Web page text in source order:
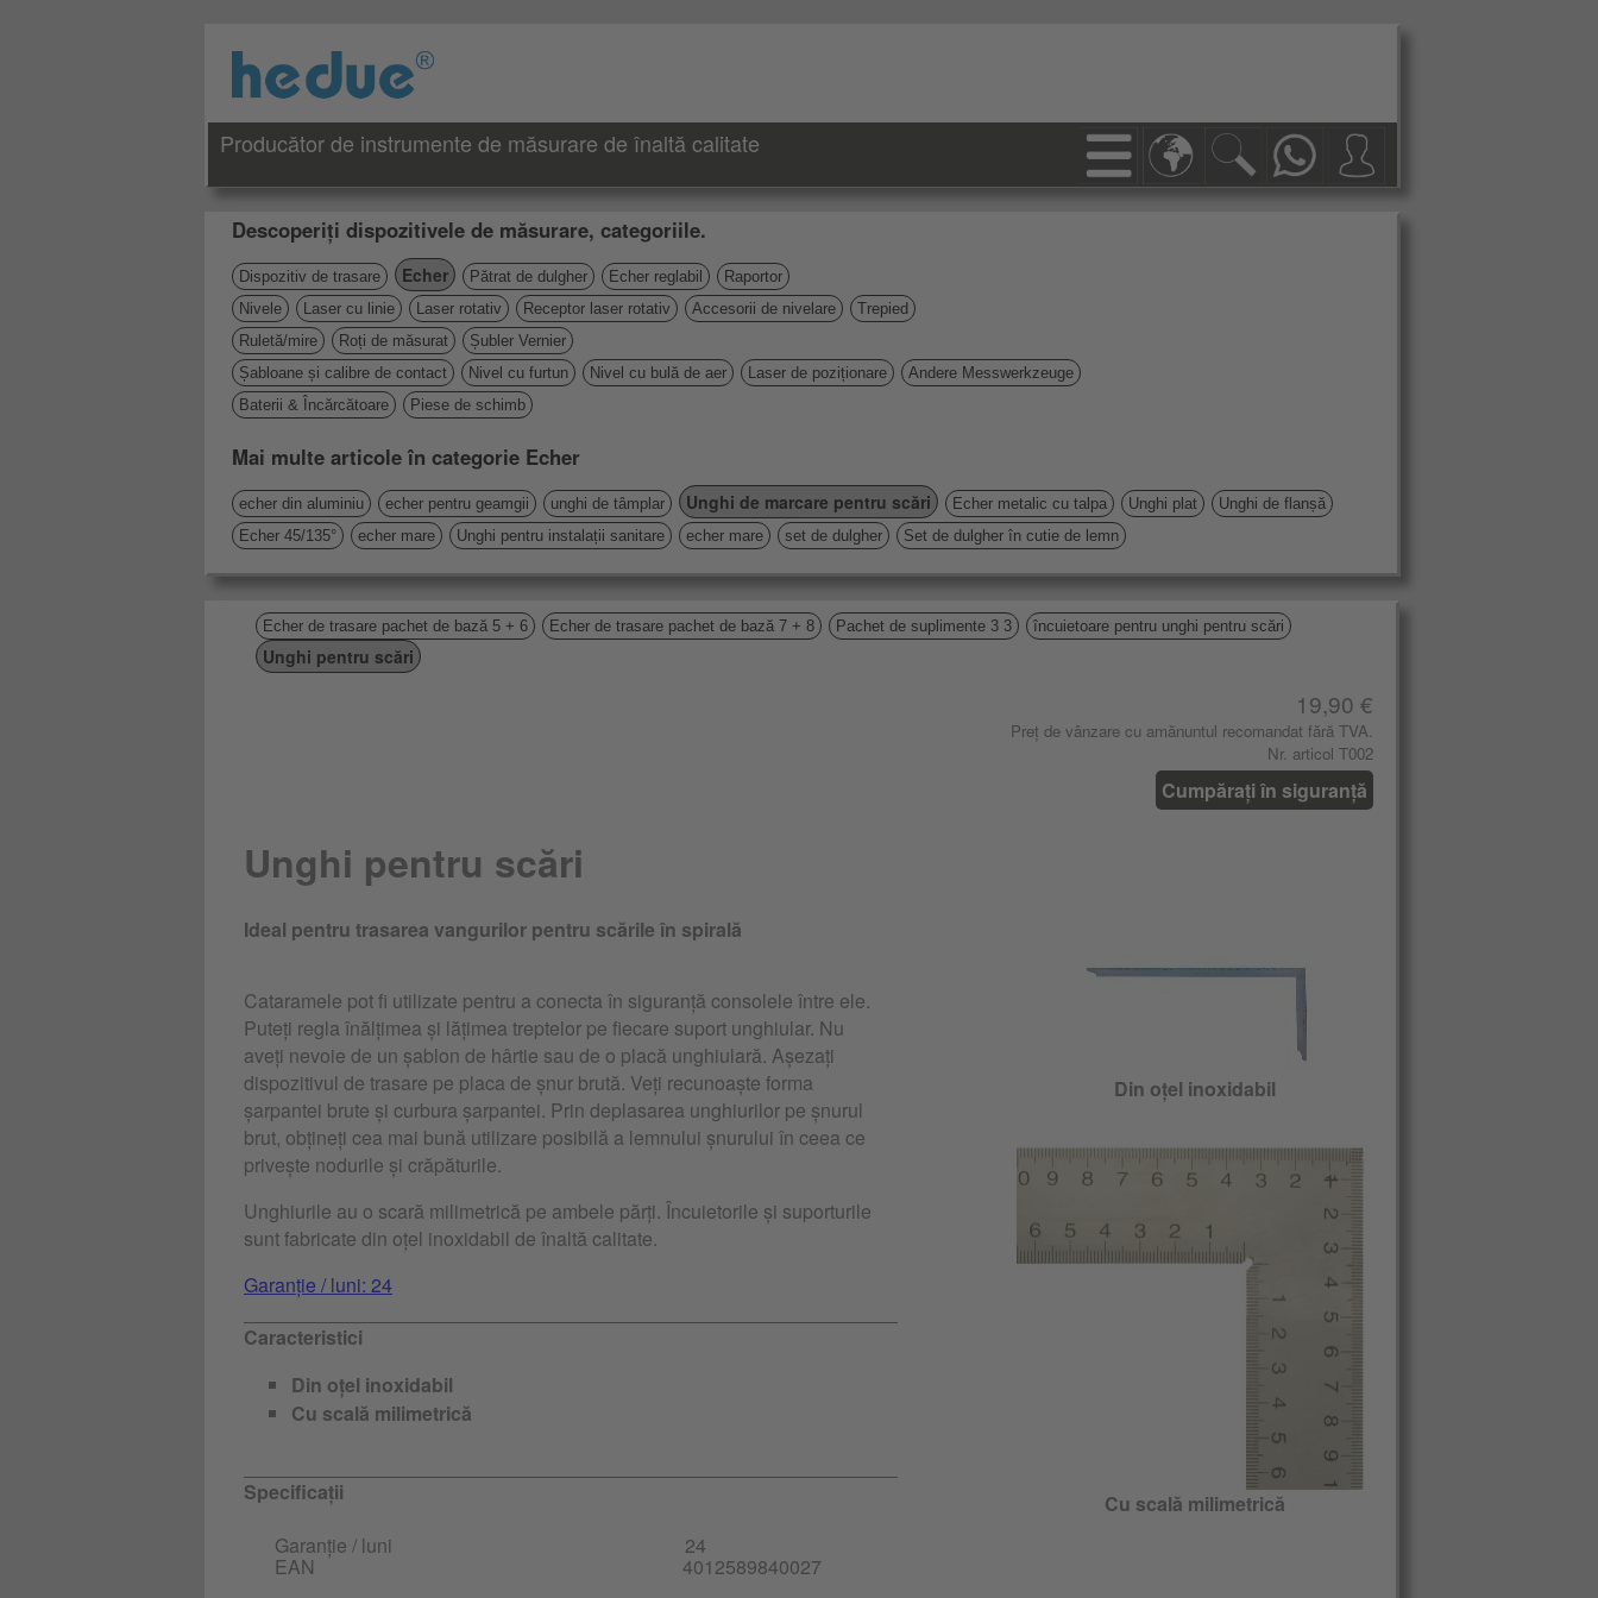
Producător de instrumente de măsurare de înaltă calitate
Descoperiți dispozitivele de măsurare, categoriile.
Dispozitiv de trasare Echer Pătrat de dulgher Echer reglabil
Raportor
Nivele
Laser cu linie Laser rotativ Receptor laser rotativ Accesorii de nivelare
Trepied
Ruletă/mire
Roți de măsurat
Șubler Vernier
Șabloane și calibre de contact
Nivel cu furtun Nivel cu bulă de aer Laser de poziționare
Andere Messwerkzeuge
Baterii & Încărcătoare
Piese de schimb
Mai multe articole în categorie Echer
echer din aluminiu echer pentru geamgii unghi de tâmplar Unghi de marcare pentru scări Echer metalic cu talpa Unghi plat
Unghi de flanșă
Echer 45/135°
echer mare Unghi pentru instalații sanitare echer mare set de dulgher Set de dulgher în cutie de lemn
Echer de trasare pachet de bază 5 + 6 Echer de trasare pachet de bază 7 + 8 Pachet de suplimente 3 3 încuietoare pentru unghi pentru scări
Unghi pentru scări
19,90 €
Preț de vânzare cu amănuntul recomandat fără TVA.
Nr. articol T002
Cumpărați în siguranță
Unghi pentru scări
Ideal pentru trasarea vangurilor pentru scările în spirală
Cataramele pot fi utilizate pentru a conecta în siguranță consolele între ele.
Puteți regla înălțimea și lățimea treptelor pe fiecare suport unghiular. Nu
aveți nevoie de un șablon de hârtie sau de o placă unghiulară. Așezați
dispozitivul de trasare pe placa de șnur brută. Veți recunoaște forma
șarpantei brute și curbura șarpantei. Prin deplasarea unghiurilor pe șnurul
brut, obțineți cea mai bună utilizare posibilă a lemnului șnurului în ceea ce
privește nodurile și crăpăturile.
Unghiurile au o scară milimetrică pe ambele părți. Încuietorile și suporturile
sunt fabricate din oțel inoxidabil de înaltă calitate.
Garanție / luni: 24
Caracteristici
Din oțel inoxidabil
Cu scală milimetrică
Specificații
Garanție / luni
24
EAN 4012589840027
Din oțel inoxidabil
Cu scală milimetrică